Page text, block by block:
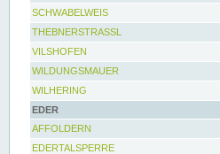
SCHWABELWEIS
THEBNERSTRASSL
VILSHOFEN
WILDUNGSMAUER
WILHERING
EDER
AFFOLDERN
EDERTALSPERRE